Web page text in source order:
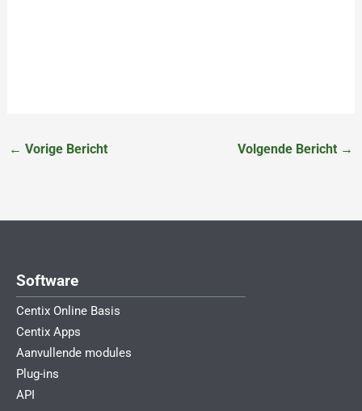
← Vorige Bericht Volgende Bericht →
Software
Centix Online Basis
Centix Apps
Aanvullende modules
Plug-ins
API